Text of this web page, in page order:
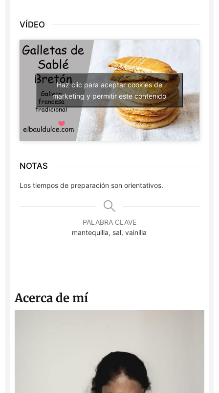
VÍDEO
Haz clic para aceptar cookies de
marketing y permitir este contenido
NOTAS
Los tiempos de preparación son orientativos.
PALABRA CLAVE
mantequilla, sal, vainilla
Acerca de mí